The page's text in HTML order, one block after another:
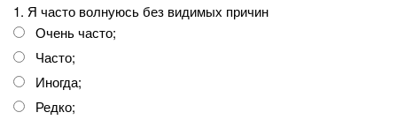
1. Я часто волнуюсь без видимых причин
Очень часто;
Часто;
Иногда;
Редко;